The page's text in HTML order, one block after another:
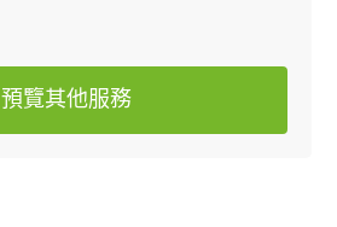
預覽其他服務